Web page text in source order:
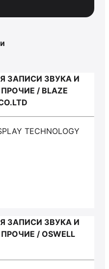
ЗАПИСИ ЗВУКА И
/ BLAZE
TECHNOLOGY
ЗАПИСИ ЗВУКА И
/ OSWELL